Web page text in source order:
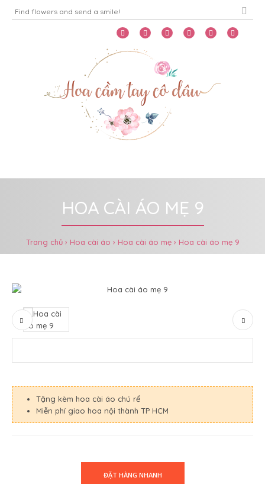
HOA CÀI ÁO MẸ 9
Trang chủ Hoa cài áo Hoa cài áo mẹ Hoa cài áo mẹ 9
Tặng kèm hoa cài áo chú rể
Miễn phí giao hoa nội thành TP HCM